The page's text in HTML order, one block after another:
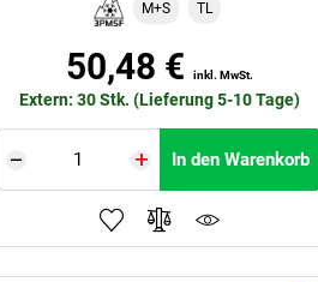
M+S TL
50,48 € inkl. MwSt.
Extern: 30 Stk. (Lieferung 5-10 Tage)
In den Warenkorb